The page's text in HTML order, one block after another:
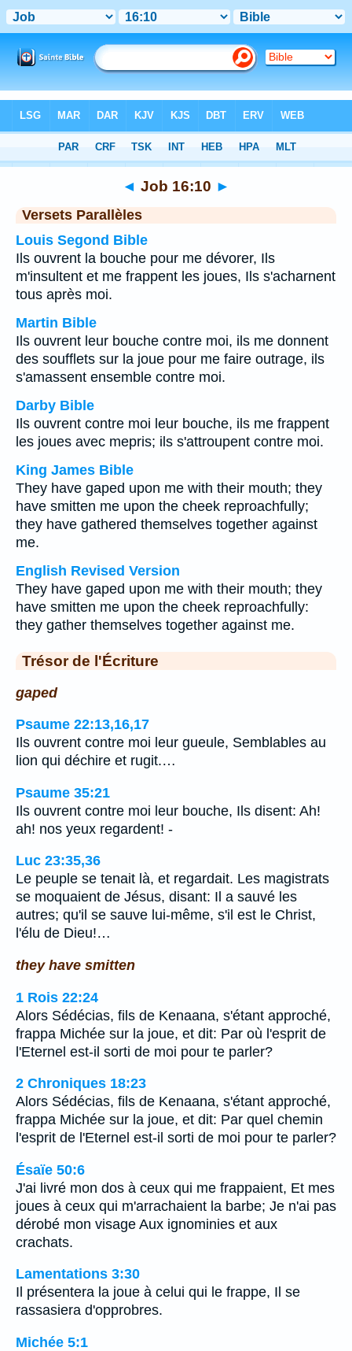
Chapitre 16 > Verset 10
◄ Job 16:10 ►
Versets Parallèles
Louis Segond Bible
Ils ouvrent la bouche pour me dévorer, Ils
m'insultent et me frappent les joues, Ils s'acharnent
tous après moi.
Martin Bible
Ils ouvrent leur bouche contre moi, ils me donnent
des soufflets sur la joue pour me faire outrage, ils
s'amassent ensemble contre moi.
Darby Bible
Ils ouvrent contre moi leur bouche, ils me frappent
les joues avec mepris; ils s'attroupent contre moi.
King James Bible
They have gaped upon me with their mouth; they
have smitten me upon the cheek reproachfully;
they have gathered themselves together against
me.
English Revised Version
They have gaped upon me with their mouth; they
have smitten me upon the cheek reproachfully:
they gather themselves together against me.
Trésor de l'Écriture
gaped
Psaume 22:13,16,17
Ils ouvrent contre moi leur gueule, Semblables au
lion qui déchire et rugit.…
Psaume 35:21
Ils ouvrent contre moi leur bouche, Ils disent: Ah!
ah! nos yeux regardent! -
Luc 23:35,36
Le peuple se tenait là, et regardait. Les magistrats
se moquaient de Jésus, disant: Il a sauvé les
autres; qu'il se sauve lui-même, s'il est le Christ,
l'élu de Dieu!…
they have smitten
1 Rois 22:24
Alors Sédécias, fils de Kenaana, s'étant approché,
frappa Michée sur la joue, et dit: Par où l'esprit de
l'Eternel est-il sorti de moi pour te parler?
2 Chroniques 18:23
Alors Sédécias, fils de Kenaana, s'étant approché,
frappa Michée sur la joue, et dit: Par quel chemin
l'esprit de l'Eternel est-il sorti de moi pour te parler?
Ésaïe 50:6
J'ai livré mon dos à ceux qui me frappaient, Et mes
joues à ceux qui m'arrachaient la barbe; Je n'ai pas
dérobé mon visage Aux ignominies et aux
crachats.
Lamentations 3:30
Il présentera la joue à celui qui le frappe, Il se
rassasiera d'opprobres.
Michée 5:1